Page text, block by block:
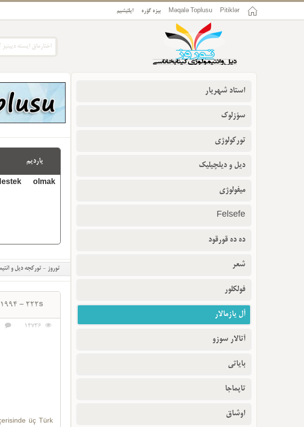
Pitiklər
Məqalə Toplusu بیزه گؤره ایلتیشیم
یاردیم
olmak
توروز - تورکجه دیل و
– 222s
14736
üç Türk
استاد شهریار
سؤزلوک
تورکولوژی
دیل و دیلچیلیک
میفولوژی
Felsefe
ده ده قورقود
شعر
فولکلور
أل یازمالار
آتالار سوزو
بایاتی
تاپماجا
اوشاق